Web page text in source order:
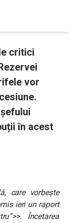
critici
vor
în acest
care vorbește
ieri un raport
Încetarea